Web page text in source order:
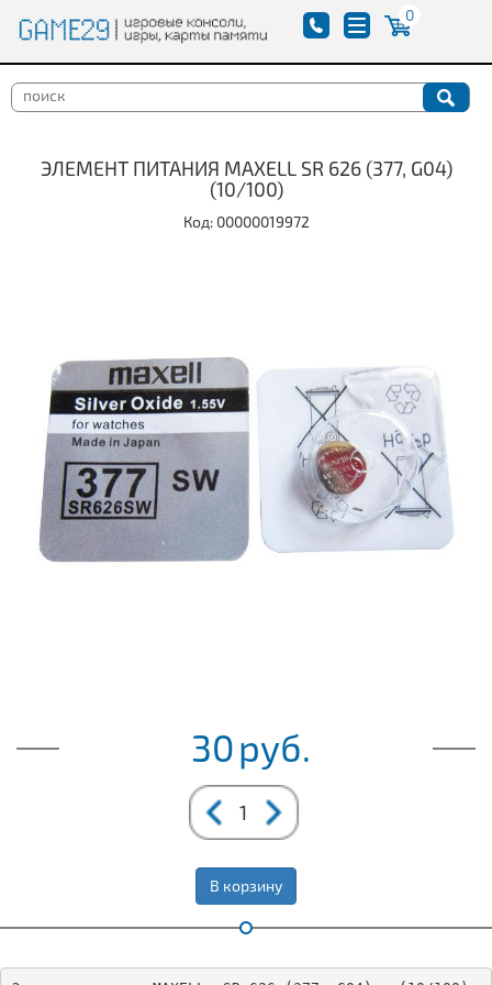
0
ЭЛЕМЕНТ ПИТАНИЯ MAXELL SR 626 (377, G04)
(10/100)
Код: 00000019972
30руб.
В корзину